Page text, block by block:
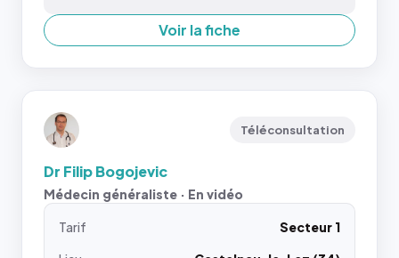
Voir la fiche
Téléconsultation
Dr Filip Bogojevic
Médecin généraliste · En vidéo
Tarif
Secteur 1